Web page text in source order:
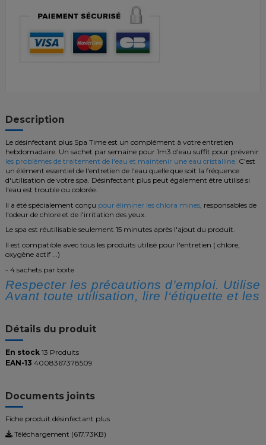
Description
Le désinfectant plus Spa Time est un complément à votre entretien
hebdomadaire. Un sachet par semaine pour 1m3 d'eau suffit pour prévenir
les problèmes de traitement de l'eau et maintenir une eau cristalline. C'est
un élément essentiel de l'entretien de l'eau quelle que soit la fréquence
d'utilisation de votre spa. Désinfectant plus peut également être utilisé si
l'eau est trouble ou colorée.
Il a été spécialement conçu pour éliminer les chlora mines , responsables de
l'odeur de chlore et de l'irritation des yeux.
Le spa est réutilisable seulement 15 minutes après l'ajout du produit.
Il est compatible avec tous les produits utilisé pour l'entretien ( chlore,
oxygène actif ...)
- 4 sachets par boite
Respecter les précautions d’emploi.
Avant toute utilisation, lire l‘étiquette et
Détails du produit
En stock 13 Produits
EAN-13 4008367378509
Documents joints
Fiche produit désinfectant plus
Téléchargement (617.73KB)